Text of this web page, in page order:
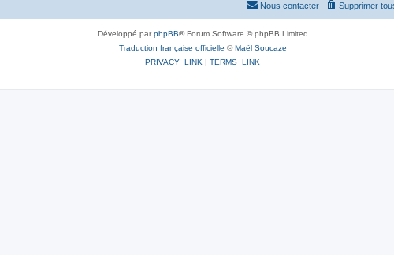
Supprimer
Nous contacter
Développé parphpBB® Forum Software © phpBB Limited
Traduction française officielle ©Maël Soucaze
PRIVACY_LINK | TERMS_LINK